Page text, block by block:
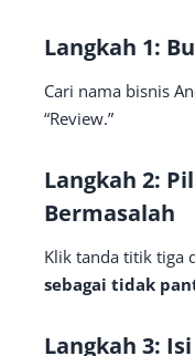
Langkah 1:
Cari nama bisnis
“Review.”
Langkah 2:
Bermasalah
Klik tanda titik tiga
sebagai tidak
Langkah 3: